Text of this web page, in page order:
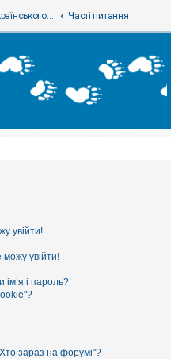
форум Українського теріологічного товариства Часті питання
увійти!
увійти!
ім’я і пароль?
зараз на форумі"?